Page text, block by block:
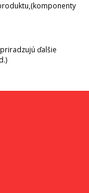
ďalšie